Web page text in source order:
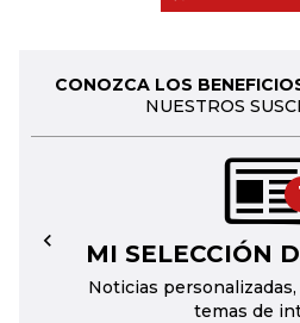
CONOZCA LOS
NUESTROS
MI SELECCIÓN
Noticias
temas de
←